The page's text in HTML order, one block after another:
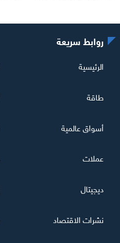
روابط سريعة
الرئيسية
طاقة
أسواق عالمية
عملات
ديجيتال
نشرات الاقتصاد